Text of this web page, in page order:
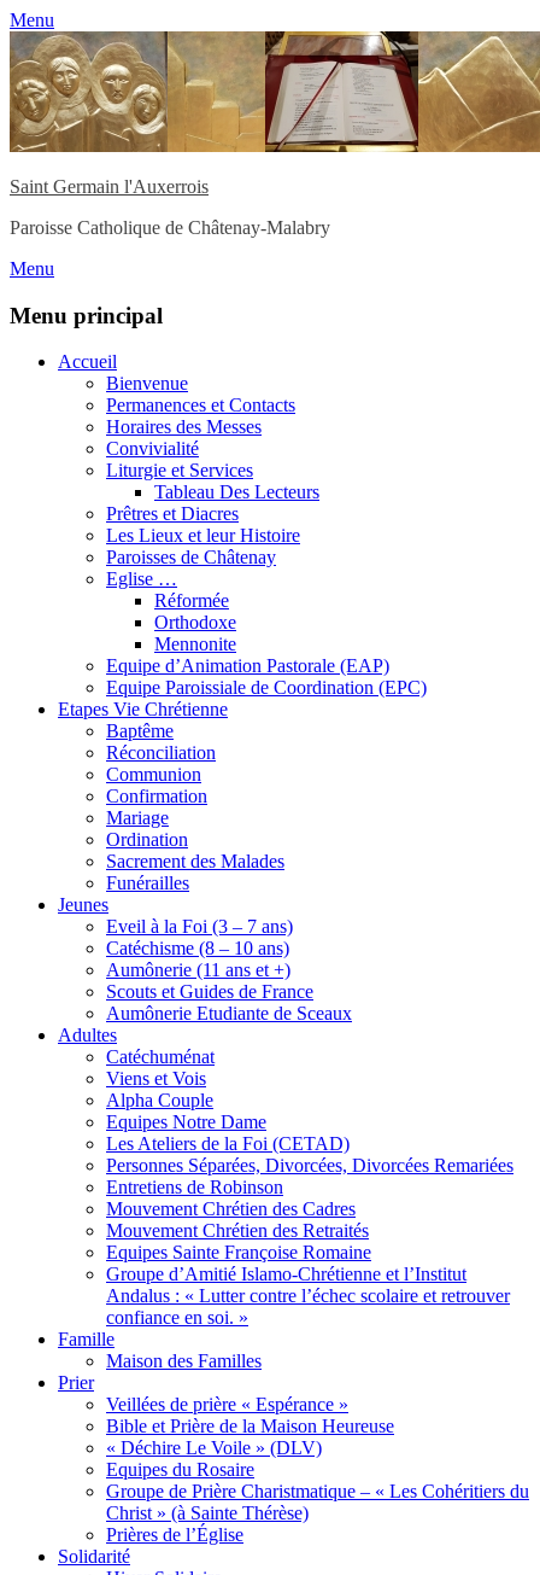
Menu
Saint Germain l'Auxerrois
Paroisse Catholique de Châtenay-Malabry
Menu
Menu principal
Aller
Accueil
Bienvenue
Permanences et Contacts
Horaires des Messes
Convivialité
Liturgie et Services
Tableau Des Lecteurs
Prêtres et Diacres
Les Lieux et leur Histoire
Paroisses de Châtenay
Eglise …
Réformée
Orthodoxe
Mennonite
Equipe d’Animation Pastorale (EAP)
Equipe Paroissiale de Coordination (EPC)
Etapes Vie Chrétienne
Baptême
Réconciliation
Communion
Confirmation
Mariage
Ordination
Sacrement des Malades
Funérailles
Jeunes
Eveil à la Foi (3 – 7 ans)
Catéchisme (8 – 10 ans)
Aumônerie (11 ans et +)
Scouts et Guides de France
Aumônerie Etudiante de Sceaux
Adultes
Catéchuménat
Viens et Vois
Alpha Couple
Equipes Notre Dame
Les Ateliers de la Foi (CETAD)
Personnes Séparées, Divorcées, Divorcées Remariées
Entretiens de Robinson
Mouvement Chrétien des Cadres
Mouvement Chrétien des Retraités
Equipes Sainte Françoise Romaine
Groupe d’Amitié Islamo-Chrétienne et l’Institut
Andalus : « Lutter contre l’échec scolaire et retrouver
confiance en soi. »
Famille
Maison des Familles
Prier
Veillées de prière « Espérance »
Bible et Prière de la Maison Heureuse
« Déchire Le Voile » (DLV)
Equipes du Rosaire
Groupe de Prière Charistmatique – « Les Cohéritiers du
Christ » (à Sainte Thérèse)
Prières de l’Église
Solidarité